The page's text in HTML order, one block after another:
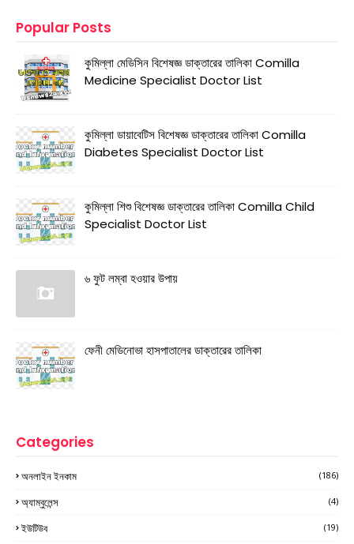
Popular Posts
কুমিল্লা মেডিসিন বিশেষজ্ঞ ডাক্তারের তালিকা Comilla
Medicine Specialist Doctor List
কুমিল্লা ডায়াবেটিস বিশেষজ্ঞ ডাক্তারের তালিকা Comilla
Diabetes Specialist Doctor List
কুমিল্লা শিশু বিশেষজ্ঞ ডাক্তারের তালিকা Comilla Child
Specialist Doctor List
৬ ফুট লম্বা হওয়ার উপায়
ফেনী মেডিনোভা হাসপাতালের ডাক্তারের তালিকা
Categories
অনলাইন ইনকাম (186)
অ্যাম্বুলেন্স (4)
ইউটিউব (19)